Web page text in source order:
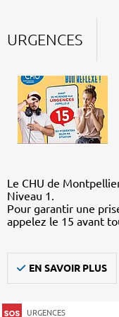
URGENCES
Le CHU de
Niveau 1.
Pour garantir une
appelez le 15 avant
EN SAVOIR PLUS
URGENCES